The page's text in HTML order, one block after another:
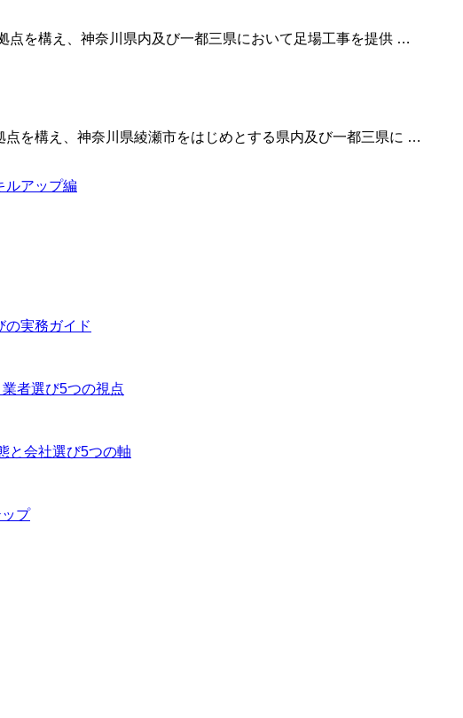
点を構え、神奈川県内及び一都三県において足場工事を提供 …
を構え、神奈川県綾瀬市をはじめとする県内及び一都三県に …
ルアップ編
の実務ガイド
者選び5つの視点
と会社選び5つの軸
プ